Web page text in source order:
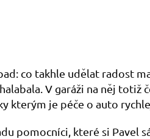
co takhle udělat radost
V garáži na něj totiž
kterým je péče o auto
pomocníci, které si Pavel